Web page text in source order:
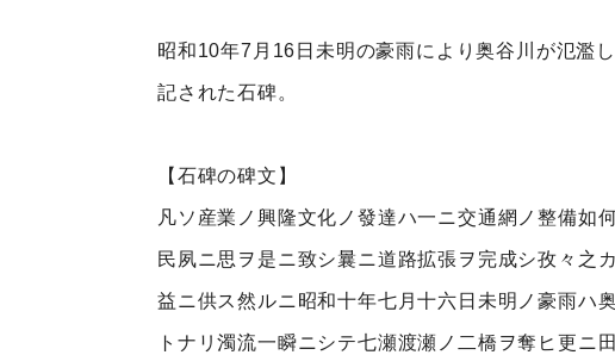
昭和10年7月16日未明の豪雨により奥谷川が氾濫
記された石碑。
【石碑の碑文】
凡ソ産業ノ興隆文化ノ發達ハ一ニ交通網ノ整備如
民夙ニ思ヲ是ニ致シ曩ニ道路拡張ヲ完成シ孜々之
益ニ供ス然ルニ昭和十年七月十六日未明ノ豪雨ハ
トナリ濁流一瞬ニシテ七瀬渡瀬ノ二橋ヲ奪ヒ更ニ